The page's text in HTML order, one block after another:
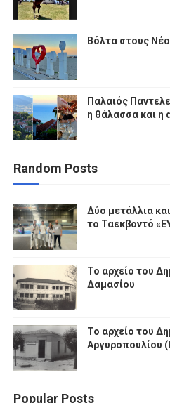
Βόλτα στους
Παλαιός
η θάλασσα και η
Random Posts
Δύο μετάλλια
το Ταεκβοντό
Το αρχείο του
Δαμασίου
Το αρχείο του
Αργυροπουλίου
Popular Posts